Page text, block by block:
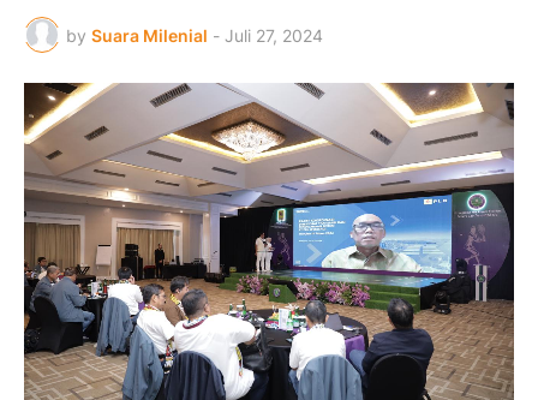
by Suara Milenial - Juli 27, 2024